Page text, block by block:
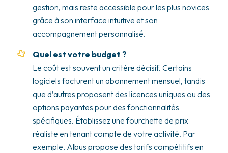
gestion, mais reste accessible pour les plus novices
grâce à son interface intuitive et son
accompagnement personnalisé.
Quel est votre budget ?
Le coût est souvent un critère décisif. Certains
logiciels facturent un abonnement mensuel, tandis
que d’autres proposent des licences uniques ou des
options payantes pour des fonctionnalités
spécifiques. Établissez une fourchette de prix
réaliste en tenant compte de votre activité. Par
exemple, Albus propose des tarifs compétitifs en